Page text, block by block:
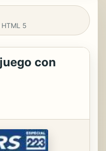
5
con